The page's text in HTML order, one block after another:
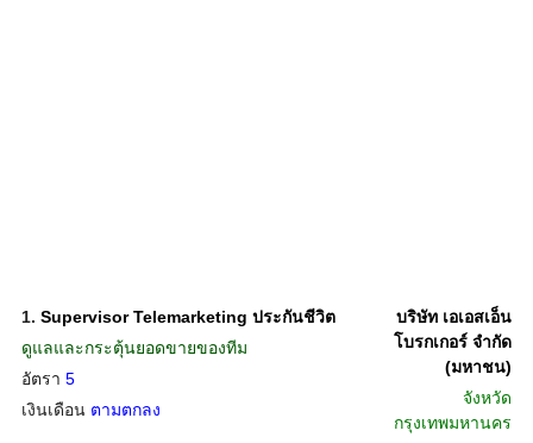
1. Supervisor Telemarketing ประกันชีวิต
ดูแลและกระตุ้นยอดขายของทีม
อัตรา 5
เงินเดือน ตามตกลง
บริษัท เอเอสเอ็น
โบรกเกอร์ จำกัด
(มหาชน)
จังหวัด
กรุงเทพมหานคร